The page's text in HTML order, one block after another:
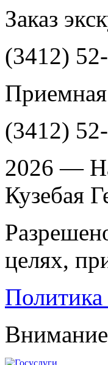
Заказ
(3412)
Приемная
(3412)
2026 —
Кузебая
целях,